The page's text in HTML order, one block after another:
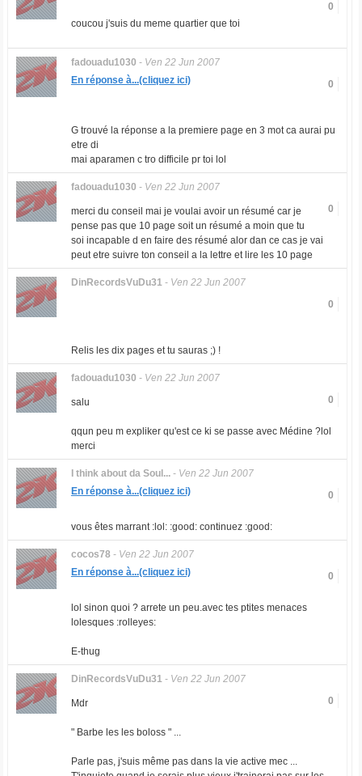
0
coucou j'suis du meme quartier que toi
fadouadu1030 - Ven 22 Jun 2007
0
En réponse à...(cliquez ici)
G trouvé la réponse a la premiere page en 3 mot ca aurai pu
etre di
mai aparamen c tro difficile pr toi lol
fadouadu1030 - Ven 22 Jun 2007
0
merci du conseil mai je voulai avoir un résumé car je
pense pas que 10 page soit un résumé a moin que tu
soi incapable d en faire des résumé alor dan ce cas je vai
peut etre suivre ton conseil a la lettre et lire les 10 page
DinRecordsVuDu31- Ven 22 Jun 2007
0
Relis les dix pages et tu sauras ;) !
fadouadu1030 - Ven 22 Jun 2007
0
salu
qqun peu m expliker qu'est ce ki se passe avec Médine ?lol
merci
I think about da Soul...- Ven 22 Jun 2007
0
En réponse à...(cliquez ici)
vous êtes marrant :lol: :good: continuez :good:
cocos78 - Ven 22 Jun 2007
0
En réponse à...(cliquez ici)
lol sinon quoi ? arrete un peu.avec tes ptites menaces
lolesques :rolleyes:
E-thug
DinRecordsVuDu31- Ven 22 Jun 2007
0
Mdr
" Barbe les les boloss " ...
Parle pas, j'suis même pas dans la vie active mec ...